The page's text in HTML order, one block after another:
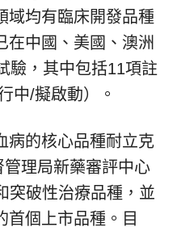
域均有臨床開發品種
在中國、美國、澳洲
驗，其中包括11項註
中/擬啟動）。
病的核心品種耐立克
理局新藥審評中心
突破性治療品種，並
首個上市品種。目